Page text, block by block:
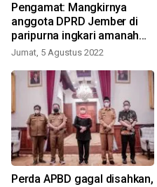
Pengamat: Mangkirnya
anggota DPRD Jember di
paripurna ingkari amanah
rakyat
Jumat, 5 Agustus 2022
Perda APBD gagal disahkan,